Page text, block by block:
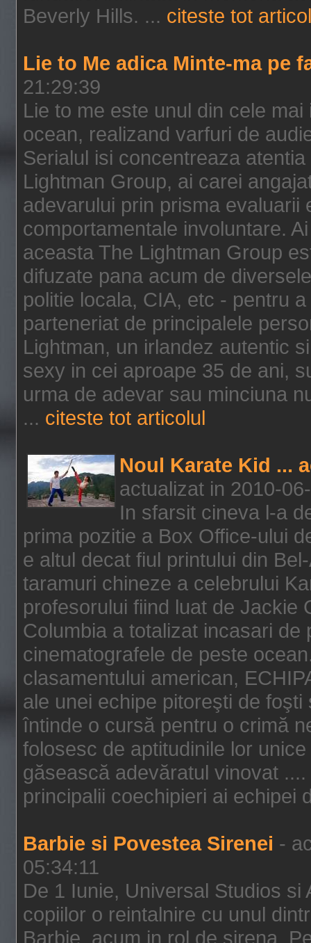
Beverly Hills. ... citeste tot
Lie to Me adica Minte-ma pe
21:29:39
Lie to me este unul din cele
ocean, realizand varfuri de
Serialul isi concentreaza
Lightman Group, ai carei
adevarului prin prisma evaluarii
comportamentale involuntare.
aceasta The Lightman Group
difuzate pana acum de
politie locala, CIA, etc - pentru
parteneriat de principalele
Lightman, un irlandez autentic
sexy in cei aproape 35 de ani,
urma de adevar sau minciuna
... citeste tot articolul
Noul Karate Kid ...
actualizat in 2010-
In sfarsit cineva l-a
prima pozitie a Box Office-ului
e altul decat fiul printului din
taramuri chineze a celebrului
profesorului fiind luat de Jackie
Columbia a totalizat incasari
cinematografele de peste
clasamentului american,
ale unei echipe pitoreşti de
întinde o cursă pentru o crimă
folosesc de aptitudinile lor
găsească adevăratul vinovat
principalii coechipieri ai echipei
Barbie si Povestea Sirenei -
05:34:11
De 1 Iunie, Universal Studios si
copiilor o reintalnire cu unul
Barbie, acum in rol de sirena.